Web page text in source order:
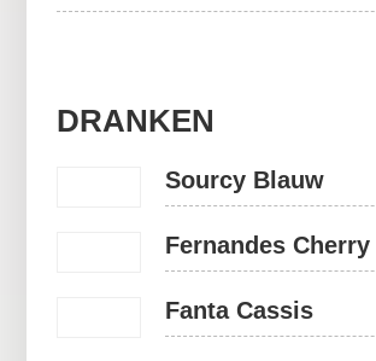
DRANKEN
Sourcy Blauw
Fernandes Cherry
Fanta Cassis